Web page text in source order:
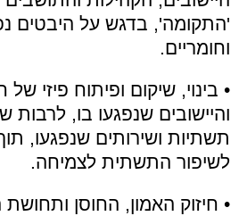
'התקומה', בדגש על היבטים
וחומריים.
• בינוי, שיקום ופיתוח פיזי
והיישובים שנפגעו בו, לרבות
תשתיות ושירותים שנפגעו,
לשיפור התשתית לצמיחה.
• חיזוק האמון, החוסן ותחושת